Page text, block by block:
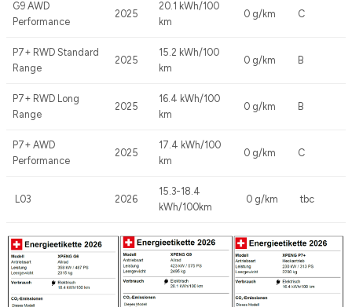
G9 AWD
Performance
2025
20.1 kWh/100
km
0 g/km C
P7+ RWD Standard
Range
2025
15.2 kWh/100
km
0 g/km B
P7+ RWD Long
Range
2025
16.4 kWh/100
km
0 g/km B
P7+ AWD
Performance
2025
17.4 kWh/100
km
0 g/km C
L03 2026
15.3-18.4
kWh/100km
0 g/km tbc